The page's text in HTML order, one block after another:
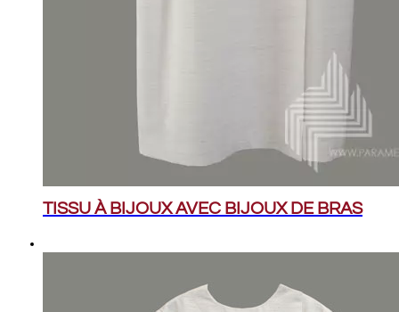
TISSU À BIJOUX AVEC BIJOUX DE BRAS